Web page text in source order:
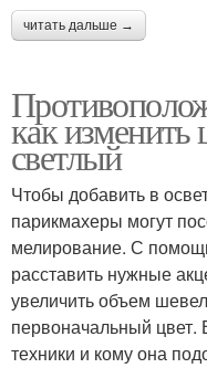
читать дальше →
как изменить
светлый
Чтобы добавить в
парикмахеры могут
мелирование. С
расставить нужные
увеличить объем
первоначальный
техники и кому она